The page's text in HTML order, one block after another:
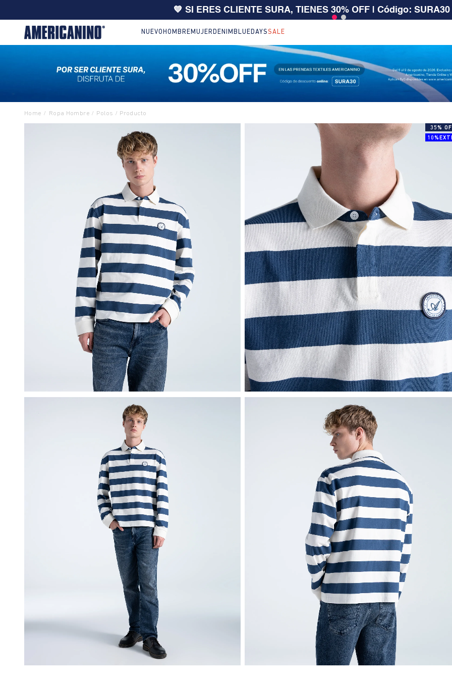
10% EXTRA en compras desde $199.000 | 15% EXTRA desde $400.000 en SALE|
NUEVO HOMBRE MUJER DENIM BLUEDAYSSALE
Ropa Hombre Polos
35%